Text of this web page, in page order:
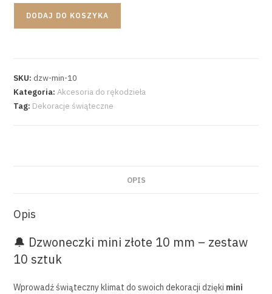
DODAJ DO KOSZYKA
SKU: dzw-min-10
Kategoria:Akcesoria do rękodzieła
Tag: Dekoracje świąteczne
OPIS
Opis
🔔 Dzwoneczki mini złote 10 mm – zestaw
10 sztuk
Wprowadź świąteczny klimat do swoich dekoracji dzięki mini